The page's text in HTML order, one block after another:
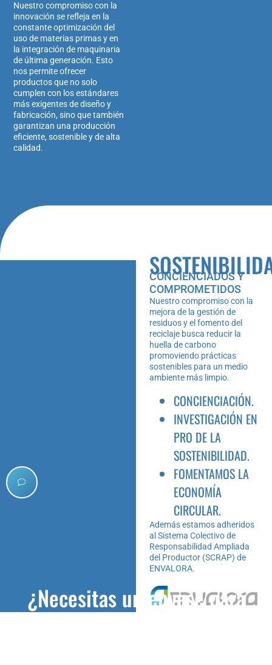
Nuestro compromiso con la
innovación se refleja en la
constante optimización del
uso de materias primas y en
la integración de maquinaria
de última generación. Esto
nos permite ofrecer
productos que no solo
cumplen con los estándares
más exigentes de diseño y
fabricación, sino que también
garantizan una producción
eficiente, sostenible y de alta
calidad.
CONCIENCIADOS Y
COMPROMETIDOS
Nuestro compromiso con la
mejora de la gestión de
residuos y el fomento del
reciclaje busca reducir la
huella de carbono
promoviendo prácticas
sostenibles para un medio
ambiente más limpio.
CONCIENCIACIÓN.
INVESTIGACIÓN EN
PRO DE LA
SOSTENIBILIDAD.
FOMENTAMOS LA
ECONOMÍA
CIRCULAR.
Además estamos adheridos
al Sistema Colectivo de
Responsabilidad Ampliada
del Productor (SCRAP) de
ENVALORA.
¿Necesitas un envase para
tus productos?